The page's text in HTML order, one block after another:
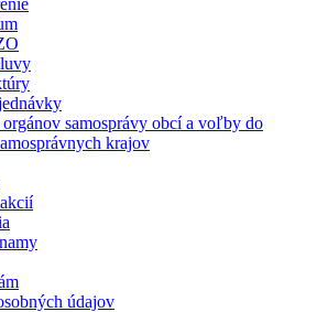
samosprávy obcí a voľby do
krajov
údajov